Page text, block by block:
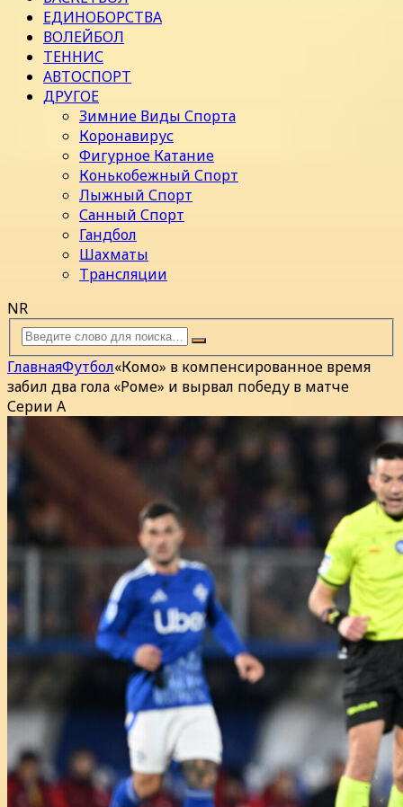
ЕДИНОБОРСТВА
ВОЛЕЙБОЛ
ТЕННИС
АВТОСПОРТ
ДРУГОЕ
Зимние Виды Спорта
Коронавирус
Фигурное Катание
Конькобежный Спорт
Лыжный Спорт
Санный Спорт
Гандбол
Шахматы
Трансляции
NR
ГлавнаяФутбол«Комо» в компенсированное время
забил два гола «Роме» и вырвал победу в матче
Серии А